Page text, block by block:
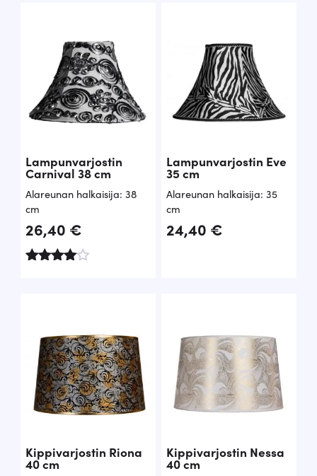
Lampunvarjostin
Carnival 38 cm
Alareunan halkaisija: 38
cm
26,40 €
Lampunvarjostin Eve
35 cm
Alareunan halkaisija: 35
cm
24,40 €
Kippivarjostin Riona
40 cm
Kippivarjostin Nessa
40 cm